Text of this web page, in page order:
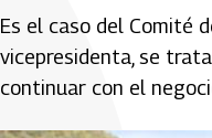
Es el caso del Comité
vicepresidenta, se
continuar con el